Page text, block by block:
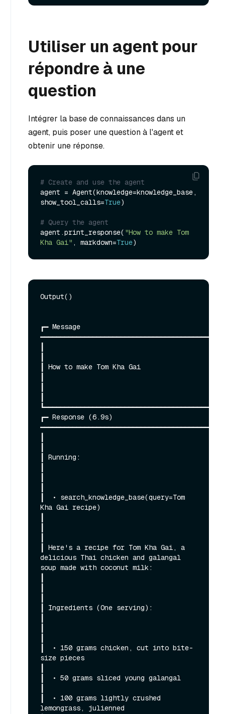
Utiliser un agent pour
répondre à une
question
Intégrer la base de connaissances dans un
agent, puis poser une question à l'agent et
obtenir une réponse.
# Create and use the agent
agent = Agent(knowledge=knowledge_base,
show_tool_calls=True)
# Query the agent
agent.print_response( "How to make Tom
Kha Gai" , markdown=True
Output()
┏━ Message
┃ How to make Tom Kha Gai
┏━ Response (6.9s)
┃ Running:
┃  • search_knowledge_base(query=Tom
Kha Gai recipe)
┃ Here's a recipe for Tom Kha Gai, a
delicious Thai chicken and galangal
soup made with coconut milk:
┃ Ingredients (One serving):
┃  • 150 grams chicken, cut into bite-
size pieces
┃  • 50 grams sliced young galangal
┃  • 100 grams lightly crushed
lemongrass, julienned